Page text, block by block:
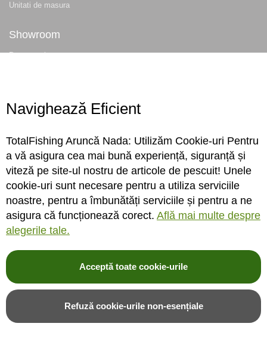
Unitati de masura
Showroom
Despre noi
Conecteaza-te
Sa ne cunoastem mai bine. Vino alaturi de noi pe reteaua ta preferata. Te
asteptam cu stiri, surprize, concursuri, premii ...
© 2004-2026 TotalFishing SRL. Toate drepturile rezervate. Citititermeni si
fisiere cookie ,politica de confidentialitate si protectia datelor
* Pozele produselor sunt folosite cu acordul furnizorilor si sunt doar cu titlu de
Navighează Eficient
TotalFishing Aruncă Nada: Utilizăm Cookie-uri Pentru
a vă asigura cea mai bună experiență, siguranță și
viteză pe site-ul nostru de articole de pescuit! Unele
cookie-uri sunt necesare pentru a utiliza serviciile
noastre, pentru a îmbunătăți serviciile și pentru a ne
asigura că funcționează corect. Află mai multe despre
alegerile tale.
Acceptă toate cookie-urile
Refuză cookie-urile non-esențiale